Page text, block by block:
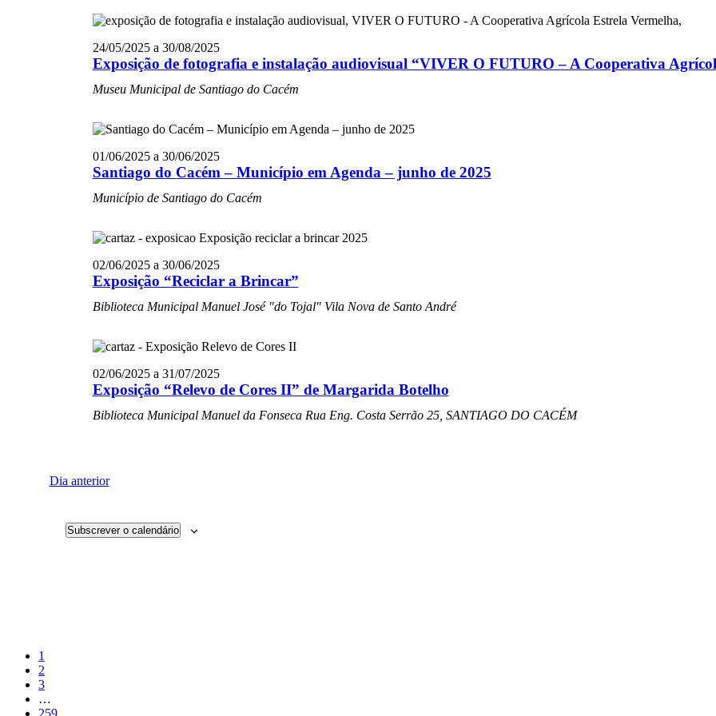
Exposição de fotografia e instalação audiovisual “VIVER O FUTURO – A Cooperativa
24/05/2025a 30/08/2025
Museu Municipal de Santiago do Cacém
Santiago do Cacém – Município em Agenda – junho de 2025
01/06/2025a 30/06/2025
Município de Santiago do Cacém
Exposição “Reciclar a Brincar”
02/06/2025a 30/06/2025
Biblioteca Municipal Manuel José "do Tojal" Vila Nova de Santo André
Exposição “Relevo de Cores II” de Margarida Botelho
02/06/2025a 31/07/2025
Biblioteca Municipal Manuel da Fonseca Rua Eng. Costa Serrão 25, SANTIAGO DO CACÉM
Dia anterior
Subscrever o calendário
Página
1
Página
2
Página
3
pages
…
Página
259